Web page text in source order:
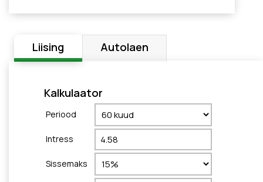
Liising Autolaen
Kalkulaator
Periood
Intress
Sissemaks